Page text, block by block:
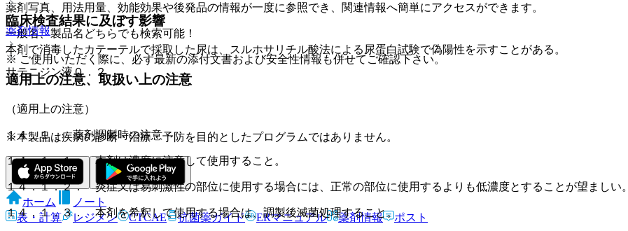
薬剤情報
サテニジン液０．２
臨床検査結果に及ぼす影響
本剤で消毒したカテーテルで採取した尿は、スルホサリチル酸法による尿蛋白試験で偽陽性を示すことがある。
適用上の注意、取扱い上の注意
（適用上の注意）
１４．１． 薬剤調製時の注意
１４．１．１． 本剤は濃度に注意して使用すること。
１４．１．２． 炎症又は易刺激性の部位に使用する場合には、正常の部位に使用するよりも低濃度とすることが望ましい。
１４．１．３． 本剤を希釈して使用する場合は、調製後滅菌処理すること。
薬剤写真、用法用量、効能効果や後発品の情報が一度に参照でき、関連情報へ簡単にアクセスができます。
一般名、製品名どちらでも検索可能！
※ ご使用いただく際に、必ず最新の添付文書および安全性情報も併せてご確認下さい。
※本製品は疾病の診断・治療・予防を目的としたプログラムではありません。
ホーム
ノート
表・計算
レジメン CTCAE 抗菌薬ガイド ERマニュアル 薬剤情報 ポスト